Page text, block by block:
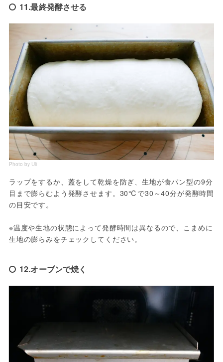
11.最終発酵させる
Photo by Uli
ラップをするか、蓋をして乾燥を防ぎ、生地が食パン型の9分
目まで膨らむよう発酵させます。30℃で30～40分が発酵時間
の目安です。
※温度や生地の状態によって発酵時間は異なるので、こまめに
生地の膨らみをチェックしてください。
12.オーブンで焼く